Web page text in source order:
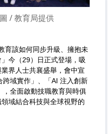
圖 / 教育局提供
育該如何同步升級、擁抱未
今（29）日正式登場，吸
界人士共襄盛舉，會中宣
域實作」、「AI 注入創新
全面啟動技職教育與時俱
域結合科技與全球視野的